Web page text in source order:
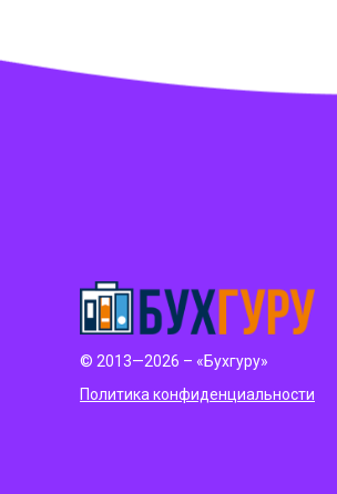
© 2013—2026 – «Бухгуру»
Политика конфиденциальности